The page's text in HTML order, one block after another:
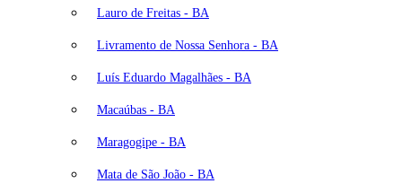
Lauro de Freitas - BA
Livramento de Nossa Senhora - BA
Luís Eduardo Magalhães - BA
Macaúbas - BA
Maragogipe - BA
Mata de São João - BA